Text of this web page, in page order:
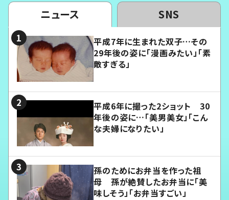
ニュース SNS
平成7年に生まれた双子…その
29年後の姿に「漫画みたい」「素
敵すぎる」
平成6年に撮った2ショット 30
年後の姿に…「美男美女」「こん
な夫婦になりたい」
孫のためにお弁当を作った祖
母 孫が絶賛したお弁当に「美
味しそう」「お弁当すごい」